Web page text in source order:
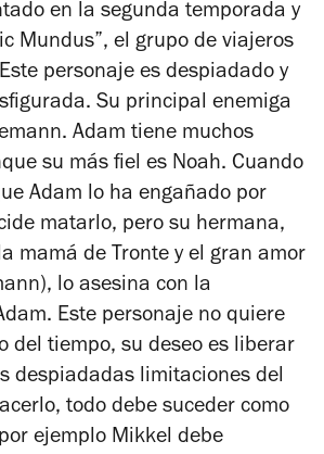
en la segunda temporada y
Mundus”, el grupo de viajeros
personaje es despiadado y
Su principal enemiga
Adam tiene muchos
su más fiel es Noah. Cuando
Adam lo ha engañado por
matarlo, pero su hermana,
mamá de Tronte y el gran amor
lo asesina con la
Este personaje no quiere
del tiempo, su deseo es liberar
despiadadas limitaciones del
todo debe suceder como
ejemplo Mikkel debe